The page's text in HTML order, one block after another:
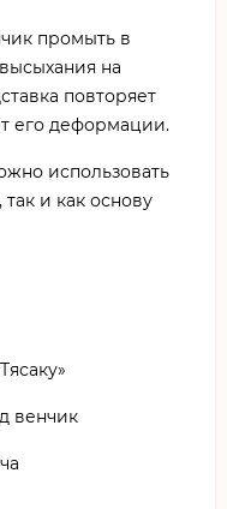
промыть в
на
повторяет
его деформации.
использовать
и как основу
венчик